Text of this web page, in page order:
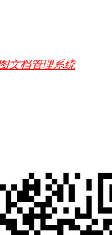
文档管理系统